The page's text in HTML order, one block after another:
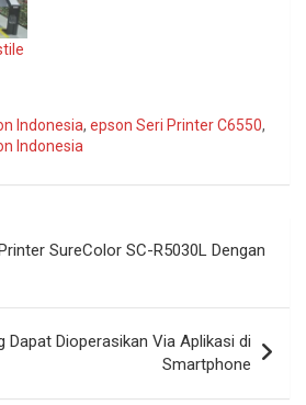
Indonesia, epson Seri Printer C6550,
Indonesia
SureColor SC-R5030L Dengan
Dapat Dioperasikan Via Aplikasi di
Smartphone